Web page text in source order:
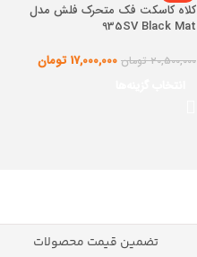
کلاه کاسکت فک متحرک فلش مدل
935SV Black Mat
20,500,000 تومان 17,000,000 تومان
تضمین قیمت محصولات